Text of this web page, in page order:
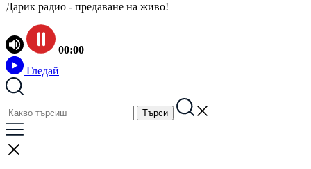
Дарик радио - предаване на живо!
00:00
Гледай